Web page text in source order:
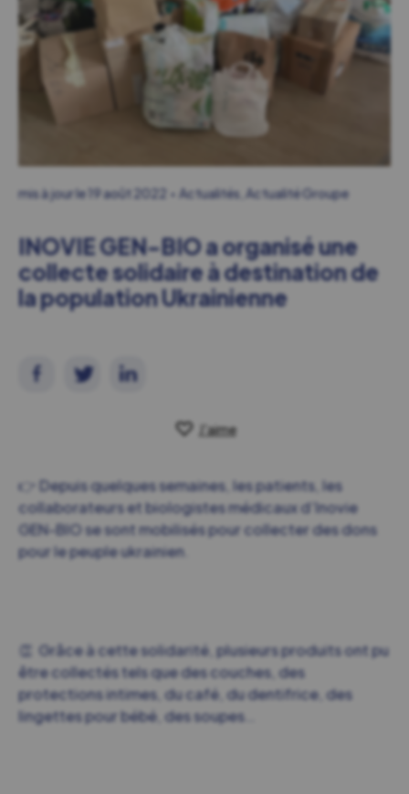
mis à jour le 19 août 2022 Actualités Actualité Groupe
INOVIE GEN-BIO a organisé une
collecte solidaire à destination de
la population Ukrainienne
J'aime
👉 Depuis quelques semaines, les patients, les
collaborateurs et biologistes médicaux d’Inovie
GEN-BIO se sont mobilisés pour collecter des dons
pour le peuple ukrainien.
👏 Grâce à cette solidarité, plusieurs produits ont pu
être collectés tels que des couches, des
protections intimes, du café, du dentifrice, des
lingettes pour bébé, des soupes…